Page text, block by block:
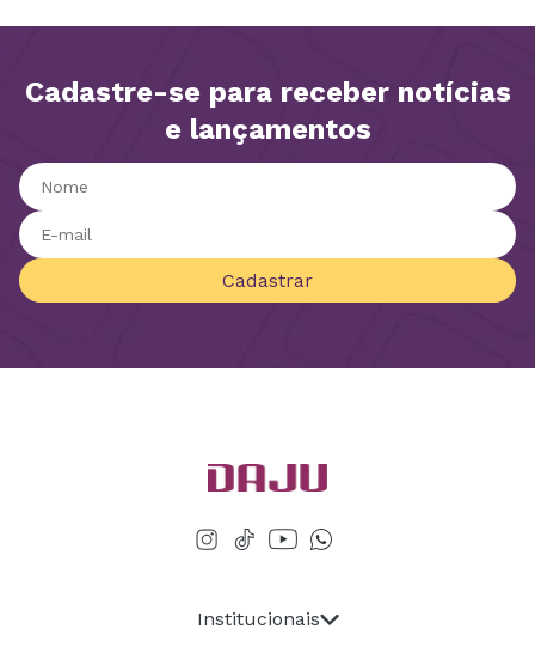
Cadastre-se para receber notícias
e lançamentos
Cadastrar
Institucionais